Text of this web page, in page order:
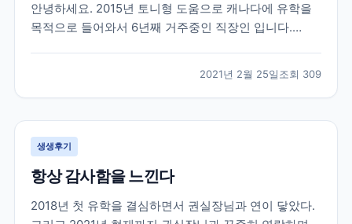
안녕하세요. 2015년 토니형 도움으로 캐나다에 유학을
목적으로 들어와서 6년째 거주중인 직장인 입니다.
시간이 지났네요. 캐나다라는 나라가 어디에 있는지도
몰랐던 제가 군 복무중에 수많은 유학원들 중에서 브레
이크...
2021년 2월 25일조회 309
생생후기
항상 감사함을 느낀다
2018년 첫 유학을 결심하면서 권실장님과 연이 닿았다.